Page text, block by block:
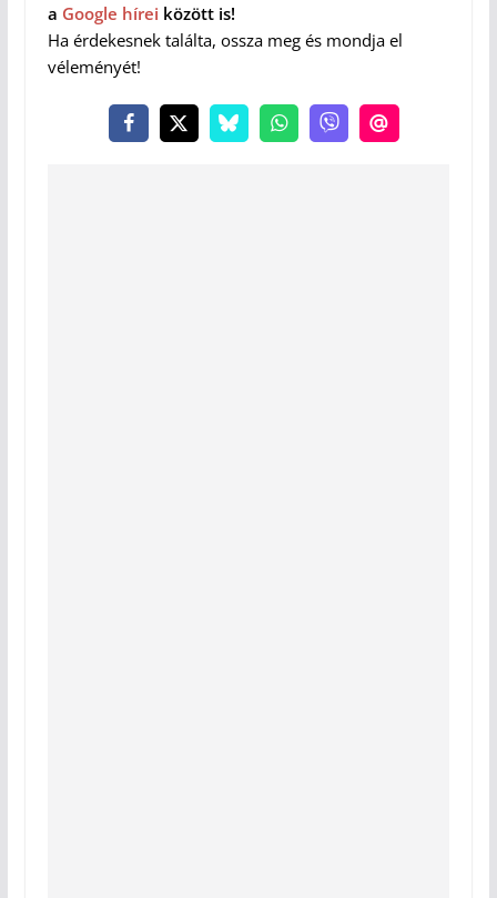
a Google hírei között is!
Ha érdekesnek találta, ossza meg és mondja el
véleményét!